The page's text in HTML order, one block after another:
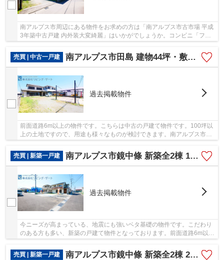
南アルプス市周辺にある物件をお求めの方は「南アルプス市古市場 平成
3年築中古戸建 内外装大変綺麗」はいかがでしょうか。コンビニ「ファ
売買 | 中古一戸建
南アルプス市田島 建物44坪・敷地114坪 綺麗になりました
過去掲載物件
前面道路6m以上の物件です。こちらは中古の戸建て物件です。100坪以
上の土地ですので、用途も様々なものが検討できます。南アルプス市よ
売買 | 新築一戸建
南アルプス市鏡中條 新築全2棟 1号棟 南東角地 車並列3台
過去掲載物件
今ニーズが高まっている、地震にも強いベタ基礎の物件です。こだわり
のある方も多い、新築の戸建て物件となっております。前面道路6m以上
売買 | 新築一戸建
南アルプス市鏡中條 新築全2棟 2号棟 南道路 車並列3台